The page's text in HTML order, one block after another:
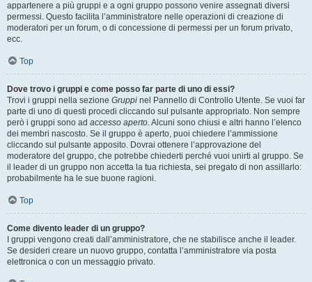
appartenere a più gruppi e a ogni gruppo possono venire assegnati diversi
permessi. Questo facilita l’amministratore nelle operazioni di creazione di
moderatori per un forum, o di concessione di permessi per un forum privato,
ecc.
Top
Dove trovo i gruppi e come posso far parte di uno di essi?
Trovi i gruppi nella sezione Gruppi nel Pannello di Controllo Utente. Se vuoi far
parte di uno di questi procedi cliccando sul pulsante appropriato. Non sempre
però i gruppi sono ad accesso aperto. Alcuni sono chiusi e altri hanno l’elenco
dei membri nascosto. Se il gruppo è aperto, puoi chiedere l’ammissione
cliccando sul pulsante apposito. Dovrai ottenere l’approvazione del
moderatore del gruppo, che potrebbe chiederti perché vuoi unirti al gruppo. Se
il leader di un gruppo non accetta la tua richiesta, sei pregato di non assillarlo:
probabilmente ha le sue buone ragioni.
Top
Come divento leader di un gruppo?
I gruppi vengono creati dall’amministratore, che ne stabilisce anche il leader.
Se desideri creare un nuovo gruppo, contatta l’amministratore via posta
elettronica o con un messaggio privato.